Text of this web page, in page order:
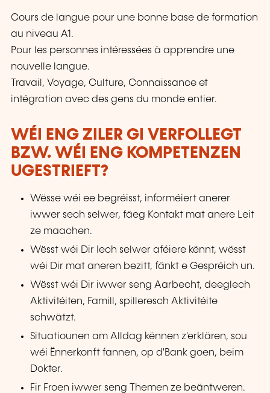
Cours de langue pour une bonne base de formation
au niveau A1.
Pour les personnes intéressées à apprendre une
nouvelle langue.
Travail, Voyage, Culture, Connaissance et
intégration avec des gens du monde entier.
WÉI ENG ZILER GI VERFOLLEGT
BZW. WÉI ENG KOMPETENZEN
UGESTRIEFT?
Wësse wéi ee begréisst, informéiert anerer
iwwer sech selwer, fäeg Kontakt mat anere Leit
ze maachen.
Wësst wéi Dir Iech selwer aféiere kënnt, wësst
wéi Dir mat aneren bezitt, fänkt e Gespréich un.
Wësst wéi Dir iwwer seng Aarbecht, deeglech
Aktivitéiten, Famill, spilleresch Aktivitéite
schwätzt.
Situatiounen am Alldag kënnen z'erklären, sou
wéi Ënnerkonft fannen, op d'Bank goen, beim
Dokter.
Fir Froen iwwer seng Themen ze beäntweren.